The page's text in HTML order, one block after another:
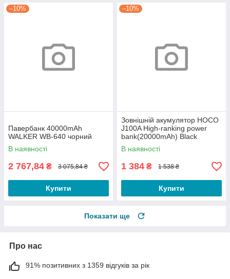
–10%
Павербанк 40000mAh
WALKER WB-640 чорний
В наявності
2 767,84 ₴ 3 075,84 ₴
Купити
–10%
Зовнішній акумулятор HOCO
J100A High-ranking power
bank(20000mAh) Black
В наявності
1 384 ₴ 1 538 ₴
Купити
Показати ще
Про нас
91% позитивних з 1359 відгуків за рік